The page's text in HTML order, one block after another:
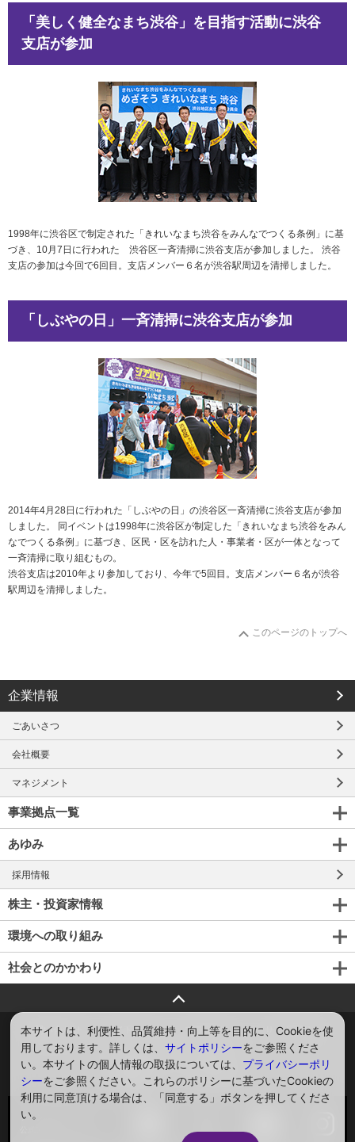
「美しく健全なまち渋谷」を目指す活動に渋谷
支店が参加
1998年に渋谷区で制定された「きれいなまち渋谷をみんなでつくる条例」に基
づき、10月7日に行われた 渋谷区一斉清掃に渋谷支店が参加しました。 渋谷
支店の参加は今回で6回目。支店メンバー６名が渋谷駅周辺を清掃しました。
「しぶやの日」一斉清掃に渋谷支店が参加
2014年4月28日に行われた「しぶやの日」の渋谷区一斉清掃に渋谷支店が参加
しました。 同イベントは1998年に渋谷区が制定した「きれいなまち渋谷をみん
なでつくる条例」に基づき、区民・区を訪れた人・事業者・区が一体となって
一斉清掃に取り組むもの。
渋谷支店は2010年より参加しており、今年で5回目。支店メンバー６名が渋谷
駅周辺を清掃しました。
このページのトップへ
企業情報
ごあいさつ
会社概要
マネジメント
事業拠点一覧
あゆみ
採用情報
株主・投資家情報
環境への取り組み
社会とのかかわり
ページトップへ戻る
お問い合わせ サイトマップ プライバシー
サイトポリシー
ソーシャルメディアポリシー
Global English
ソーシャルメディア
本サイトは、利便性、品質維持・向上等を目的に、Cookieを使
用しております。詳しくは、サイトポリシーをご参照くださ
い。本サイトの個人情報の取扱については、 プライバシーポリ
シーをご参照ください。これらのポリシーに基づいたCookieの
利用に同意頂ける場合は、「同意する」ボタンを押してくださ
い。